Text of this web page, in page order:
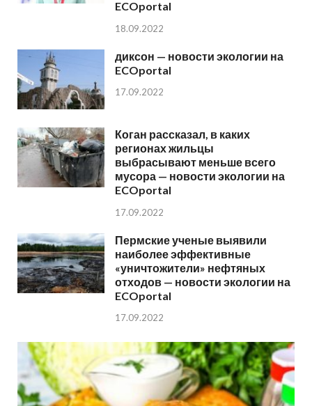
ECOportal
18.09.2022
диксон — новости экологии на
ECOportal
17.09.2022
Коган рассказал, в каких
регионах жильцы
выбрасывают меньше всего
мусора — новости экологии на
ECOportal
17.09.2022
Пермские ученые выявили
наиболее эффективные
«уничтожители» нефтяных
отходов — новости экологии на
ECOportal
17.09.2022